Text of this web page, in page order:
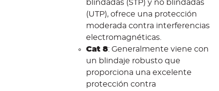
blindadas (STP) y no blindadas
(UTP), ofrece una protección
moderada contra interferencias
electromagnéticas.
Cat 8: Generalmente viene con
un blindaje robusto que
proporciona una excelente
protección contra